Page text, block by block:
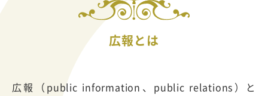
広報とは
広報（public information、public relations）と